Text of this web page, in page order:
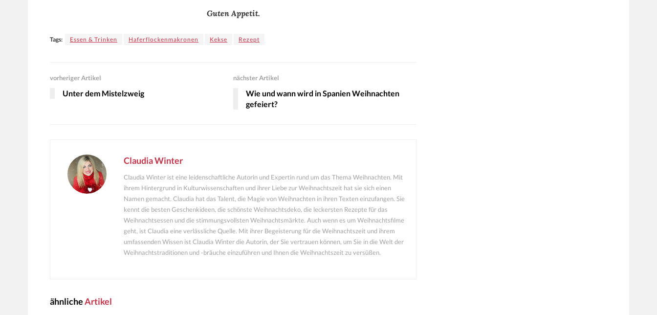
Guten Appetit.
Tags: Essen & Trinken Haferflockenmakronen Kekse Rezept
vorheriger Artikel
Unter dem Mistelzweig
nächster Artikel
Wie und wann wird in Spanien Weihnachten
gefeiert?
Claudia Winter
Claudia Winter ist eine leidenschaftliche Autorin und Expertin rund um das Thema Weihnachten. Mit
ihrem Hintergrund in Kulturwissenschaften und ihrer Liebe zur Weihnachtszeit hat sie sich einen
Namen gemacht. Claudia hat das Talent, die Magie von Weihnachten in ihren Texten einzufangen. Sie
kennt die besten Geschenkideen, die schönste Weihnachtsdeko, die leckersten Rezepte für das
Weihnachtsessen und die stimmungsvollsten Weihnachtsmärkte. Auch wenn es um Weihnachtsfilme
geht, ist Claudia eine verlässliche Quelle. Mit ihrer Begeisterung für die Weihnachtszeit und ihrem
umfassenden Wissen ist Claudia Winter die Autorin, der Sie vertrauen können, um Sie in die Welt der
Weihnachtstraditionen und -bräuche einzuführen und Ihnen die Weihnachtszeit zu versüßen.
ähnlicheArtikel